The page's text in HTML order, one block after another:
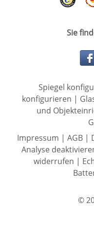
Sie
Spiegel
konfigurieren |
und
Impressum | AGB|
Analyse
widerrufen |
©